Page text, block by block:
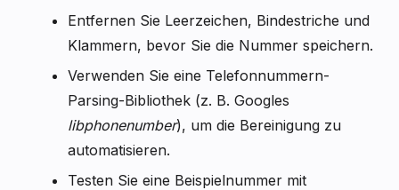
Entfernen Sie Leerzeichen, Bindestriche und
Klammern, bevor Sie die Nummer speichern.
Verwenden Sie eine Telefonnummern-
Parsing-Bibliothek (z. B. Googles
libphonenumber), um die Bereinigung zu
automatisieren.
Testen Sie eine Beispielnummer mit